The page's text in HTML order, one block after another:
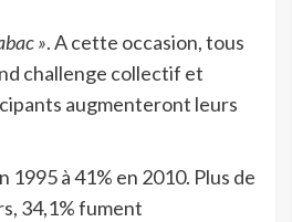
». A cette occasion, tous
challenge collectif et
augmenteront leurs
1995 à 41% en 2010. Plus de
34,1% fument